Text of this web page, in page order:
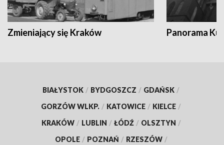
Zmieniający się Kraków Panorama
BIAŁYSTOK / BYDGOSZCZ / GDAŃSK /
GORZÓW WLKP. / KATOWICE / KIELCE /
KRAKÓW / LUBLIN / ŁÓDŹ / OLSZTYN /
OPOLE / POZNAŃ / RZESZÓW /